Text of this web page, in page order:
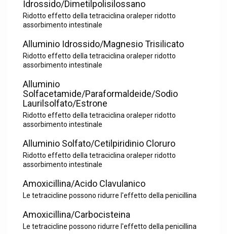
Idrossido/Dimetilpolisilossano
Ridotto effetto della tetraciclina oraleper ridotto
assorbimento intestinale
Alluminio Idrossido/Magnesio Trisilicato
Ridotto effetto della tetraciclina oraleper ridotto
assorbimento intestinale
Alluminio
Solfacetamide/Paraformaldeide/Sodio
Laurilsolfato/Estrone
Ridotto effetto della tetraciclina oraleper ridotto
assorbimento intestinale
Alluminio Solfato/Cetilpiridinio Cloruro
Ridotto effetto della tetraciclina oraleper ridotto
assorbimento intestinale
Amoxicillina/Acido Clavulanico
Le tetracicline possono ridurre l'effetto della penicillina
Amoxicillina/Carbocisteina
Le tetracicline possono ridurre l'effetto della penicillina